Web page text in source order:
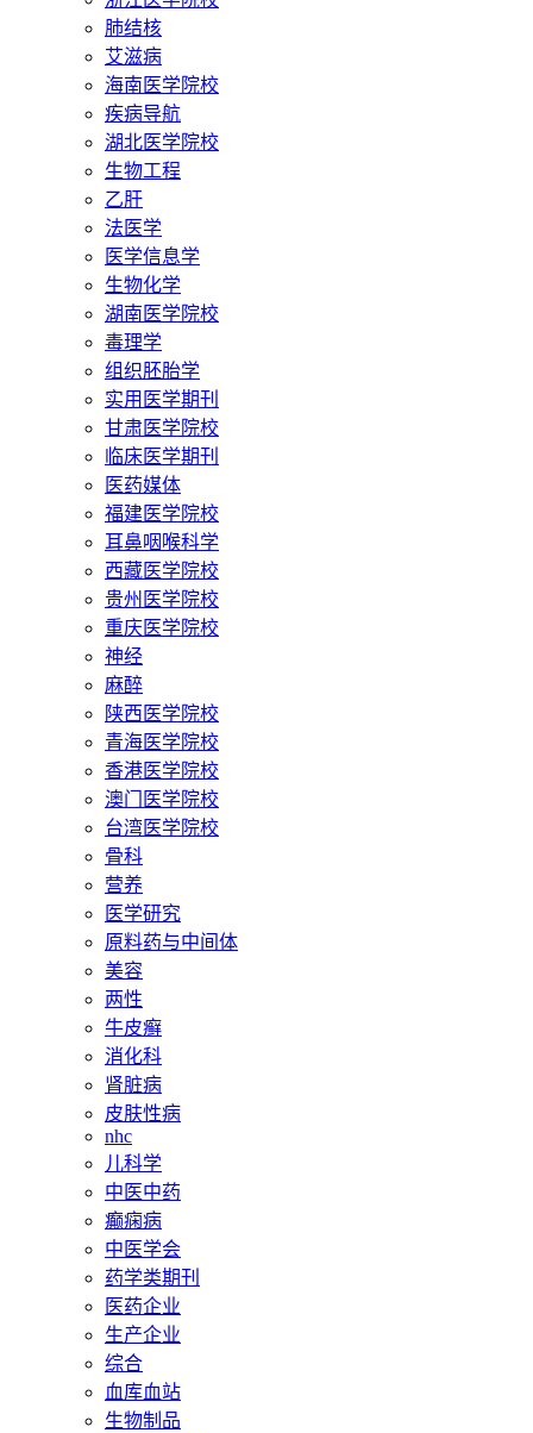
肺结核
艾滋病
海南医学院校
疾病导航
湖北医学院校
生物工程
乙肝
法医学
医学信息学
生物化学
湖南医学院校
毒理学
组织胚胎学
实用医学期刊
甘肃医学院校
临床医学期刊
医药媒体
福建医学院校
耳鼻咽喉科学
西藏医学院校
贵州医学院校
重庆医学院校
神经
麻醉
陕西医学院校
青海医学院校
香港医学院校
澳门医学院校
台湾医学院校
骨科
营养
医学研究
原料药与中间体
美容
两性
牛皮癣
消化科
肾脏病
皮肤性病
nhc
儿科学
中医中药
癫痫病
中医学会
药学类期刊
医药企业
生产企业
综合
血库血站
生物制品